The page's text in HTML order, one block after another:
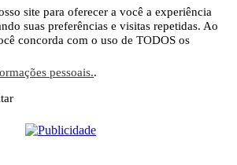
site para oferecer a você a experiência
suas preferências e visitas repetidas. Ao
concorda com o uso de TODOS os
pessoais..